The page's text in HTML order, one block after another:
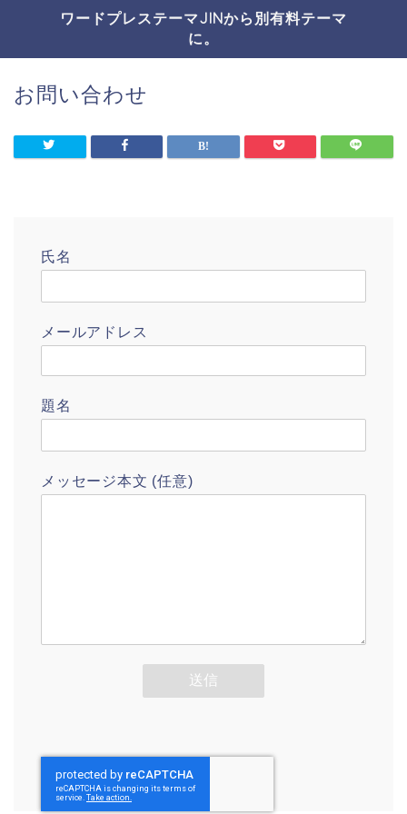
ワードプレステーマJINから別有料テーマ
に。
お問い合わせ
氏名
メールアドレス
題名
メッセージ本文 (任意)